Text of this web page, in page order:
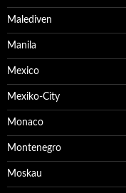
Malediven
Manila
Mexico
Mexiko-City
Monaco
Montenegro
Moskau